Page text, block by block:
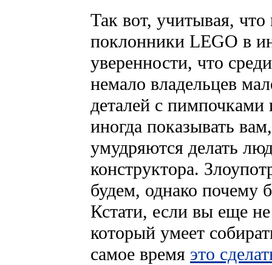
Так вот, учитывая,
поклонники LEGO в
уверенности, что
немало владельцев
деталей с
иногда показывать
умудряются делать
конcтруктора.
будем, однако почему
Кстати, если вы еще
который умеет
самое время это